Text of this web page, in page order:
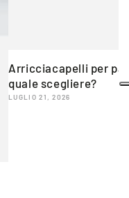
Arricciacapelli per
quale scegliere?
LUGLIO 21, 2026